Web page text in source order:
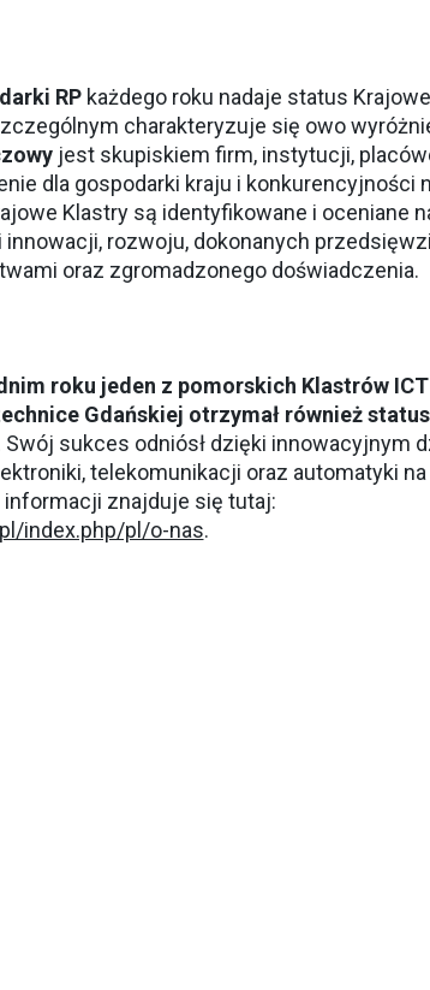
RP każdego roku nadaje status
charakteryzuje się owo
jest skupiskiem firm, instytucji,
dla gospodarki kraju i konkurencyjności
Klastry są identyfikowane i oceniane
innowacji, rozwoju, dokonanych
oraz zgromadzonego doświadczenia.
roku jeden z pomorskich Klastrów
Gdańskiej otrzymał również
Swój sukces odniósł dzięki innowacyjnym
telekomunikacji oraz automatyki
znajduje się tutaj:
index.php/pl/o-nas.